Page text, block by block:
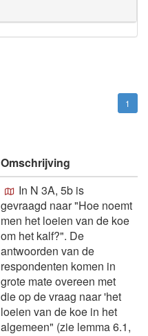
1
Omschrijving
In N 3A, 5b is
gevraagd naar "Hoe noemt
men het loeien van de koe
om het kalf?". De
antwoorden van de
respondenten komen in
grote mate overeen met
die op de vraag naar 'het
loeien van de koe in het
algemeen" (zie lemma 6.1,